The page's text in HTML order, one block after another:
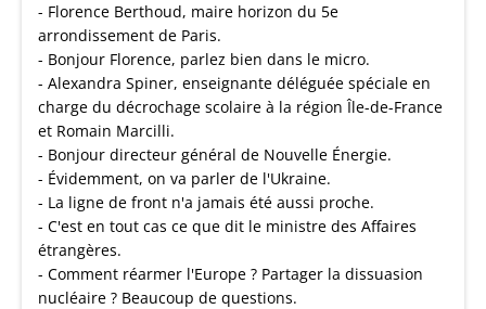
- Florence Berthoud, maire horizon du 5e
arrondissement de Paris.
- Bonjour Florence, parlez bien dans le micro.
- Alexandra Spiner, enseignante déléguée spéciale en
charge du décrochage scolaire à la région Île-de-France
et Romain Marcilli.
- Bonjour directeur général de Nouvelle Énergie.
- Évidemment, on va parler de l'Ukraine.
- La ligne de front n'a jamais été aussi proche.
- C'est en tout cas ce que dit le ministre des Affaires
étrangères.
- Comment réarmer l'Europe ? Partager la dissuasion
nucléaire ? Beaucoup de questions.